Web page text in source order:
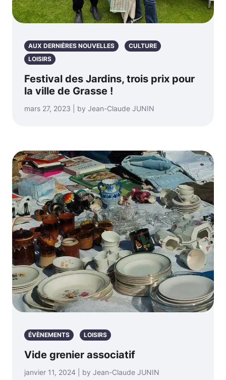
AUX DERNIÈRES NOUVELLES
CULTURE
LOISIRS
Festival des Jardins, trois prix pour
la ville de Grasse !
mars 27, 2023 | by Jean-Claude JUNIN
ÉVÈNEMENTS LOISIRS
Vide grenier associatif
janvier 11, 2024 | by Jean-Claude JUNIN